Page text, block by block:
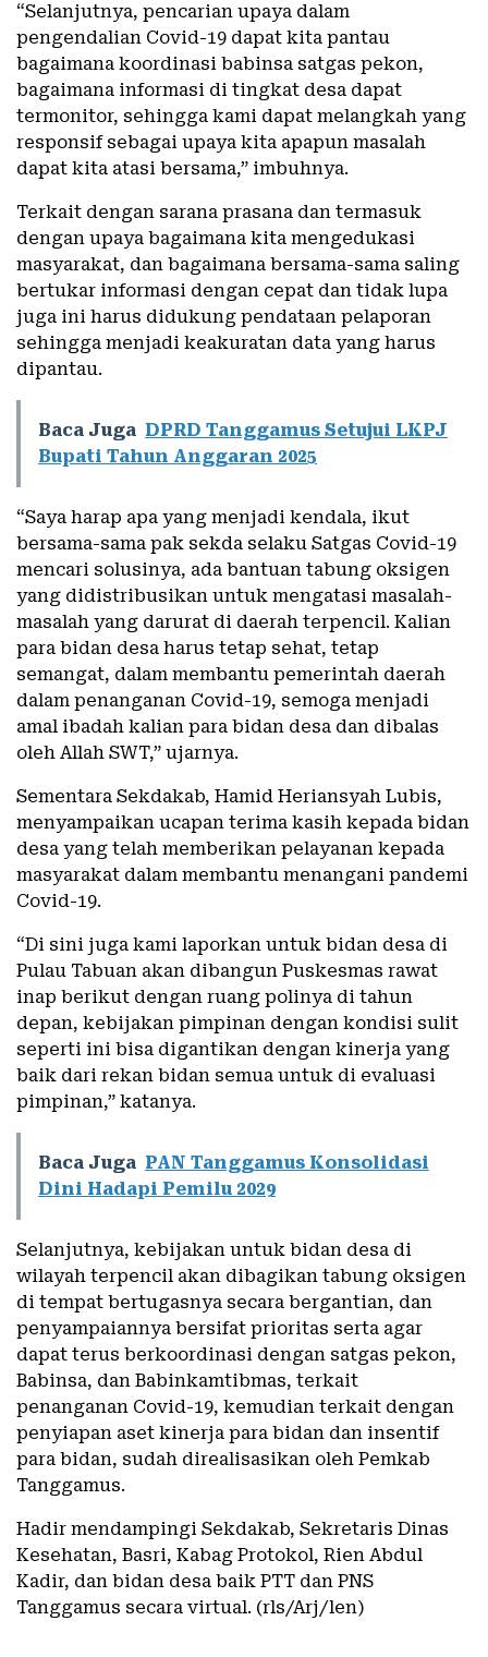
“Selanjutnya, pencarian upaya dalam
pengendalian Covid-19 dapat kita pantau
bagaimana koordinasi babinsa satgas pekon,
bagaimana informasi di tingkat desa dapat
termonitor, sehingga kami dapat melangkah yang
responsif sebagai upaya kita apapun masalah
dapat kita atasi bersama,” imbuhnya.
Terkait dengan sarana prasana dan termasuk
dengan upaya bagaimana kita mengedukasi
masyarakat, dan bagaimana bersama-sama saling
bertukar informasi dengan cepat dan tidak lupa
juga ini harus didukung pendataan pelaporan
sehingga menjadi keakuratan data yang harus
dipantau.
Baca Juga DPRD Tanggamus Setujui LKPJ
Bupati Tahun Anggaran 2025
“Saya harap apa yang menjadi kendala, ikut
bersama-sama pak sekda selaku Satgas Covid-19
mencari solusinya, ada bantuan tabung oksigen
yang didistribusikan untuk mengatasi masalah-
masalah yang darurat di daerah terpencil. Kalian
para bidan desa harus tetap sehat, tetap
semangat, dalam membantu pemerintah daerah
dalam penanganan Covid-19, semoga menjadi
amal ibadah kalian para bidan desa dan dibalas
oleh Allah SWT,” ujarnya.
Sementara Sekdakab, Hamid Heriansyah Lubis,
menyampaikan ucapan terima kasih kepada bidan
desa yang telah memberikan pelayanan kepada
masyarakat dalam membantu menangani pandemi
Covid-19.
“Di sini juga kami laporkan untuk bidan desa di
Pulau Tabuan akan dibangun Puskesmas rawat
inap berikut dengan ruang polinya di tahun
depan, kebijakan pimpinan dengan kondisi sulit
seperti ini bisa digantikan dengan kinerja yang
baik dari rekan bidan semua untuk di evaluasi
pimpinan,” katanya.
Baca Juga PAN Tanggamus Konsolidasi
Dini Hadapi Pemilu 2029
Selanjutnya, kebijakan untuk bidan desa di
wilayah terpencil akan dibagikan tabung oksigen
di tempat bertugasnya secara bergantian, dan
penyampaiannya bersifat prioritas serta agar
dapat terus berkoordinasi dengan satgas pekon,
Babinsa, dan Babinkamtibmas, terkait
penanganan Covid-19, kemudian terkait dengan
penyiapan aset kinerja para bidan dan insentif
para bidan, sudah direalisasikan oleh Pemkab
Tanggamus.
Hadir mendampingi Sekdakab, Sekretaris Dinas
Kesehatan, Basri, Kabag Protokol, Rien Abdul
Kadir, dan bidan desa baik PTT dan PNS
Tanggamus secara virtual. (rls/Arj/len)